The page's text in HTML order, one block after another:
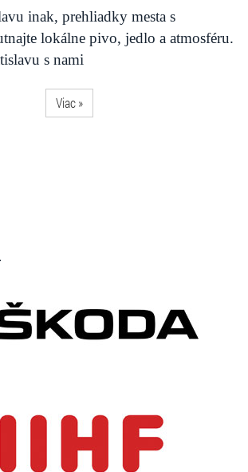
inak, prehliadky mesta s
lokálne pivo, jedlo a atmosféru.
s nami
Viac »